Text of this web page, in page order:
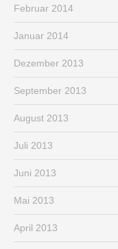
Februar 2014
Januar 2014
Dezember 2013
September 2013
August 2013
Juli 2013
Juni 2013
Mai 2013
April 2013